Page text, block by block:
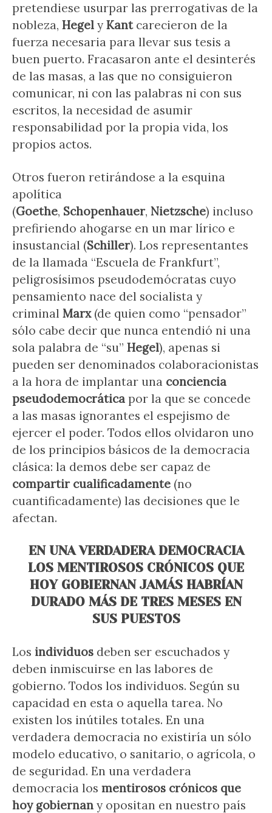
pretendiese usurpar las prerrogativas de la
nobleza, Hegel y Kant carecieron de la
fuerza necesaria para llevar sus tesis a
buen puerto. Fracasaron ante el desinterés
de las masas, a las que no consiguieron
comunicar, ni con las palabras ni con sus
escritos, la necesidad de asumir
responsabilidad por la propia vida, los
propios actos.
Otros fueron retirándose a la esquina
apolítica
(Goethe, Schopenhauer, Nietzsche) incluso
prefiriendo ahogarse en un mar lírico e
insustancial (Schiller). Los representantes
de la llamada “Escuela de Frankfurt”,
peligrosísimos pseudodemócratas cuyo
pensamiento nace del socialista y
criminal Marx (de quien como “pensador”
sólo cabe decir que nunca entendió ni una
sola palabra de “su” Hegel), apenas si
pueden ser denominados colaboracionistas
a la hora de implantar una conciencia
pseudodemocrática por la que se concede
a las masas ignorantes el espejismo de
ejercer el poder. Todos ellos olvidaron uno
de los principios básicos de la democracia
clásica: la demos debe ser capaz de
compartir cualificadamente (no
cuantificadamente) las decisiones que le
afectan.
EN UNA VERDADERA DEMOCRACIA
LOS MENTIROSOS CRÓNICOS QUE
HOY GOBIERNAN JAMÁS HABRÍAN
DURADO MÁS DE TRES MESES EN
SUS PUESTOS
Los individuos deben ser escuchados y
deben inmiscuirse en las labores de
gobierno. Todos los individuos. Según su
capacidad en esta o aquella tarea. No
existen los inútiles totales. En una
verdadera democracia no existiría un sólo
modelo educativo, o sanitario, o agrícola, o
de seguridad. En una verdadera
democracia los mentirosos crónicos que
hoy gobiernan y opositan en nuestro país